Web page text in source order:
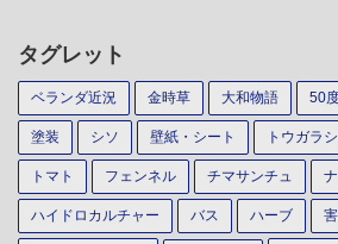
タグレット
ベランダ近況 金時草 大和物語 50
塗装 シソ 壁紙・シート トウガラシ
トマト フェンネル チマサンチュ
ハイドロカルチャー バス ハーブ